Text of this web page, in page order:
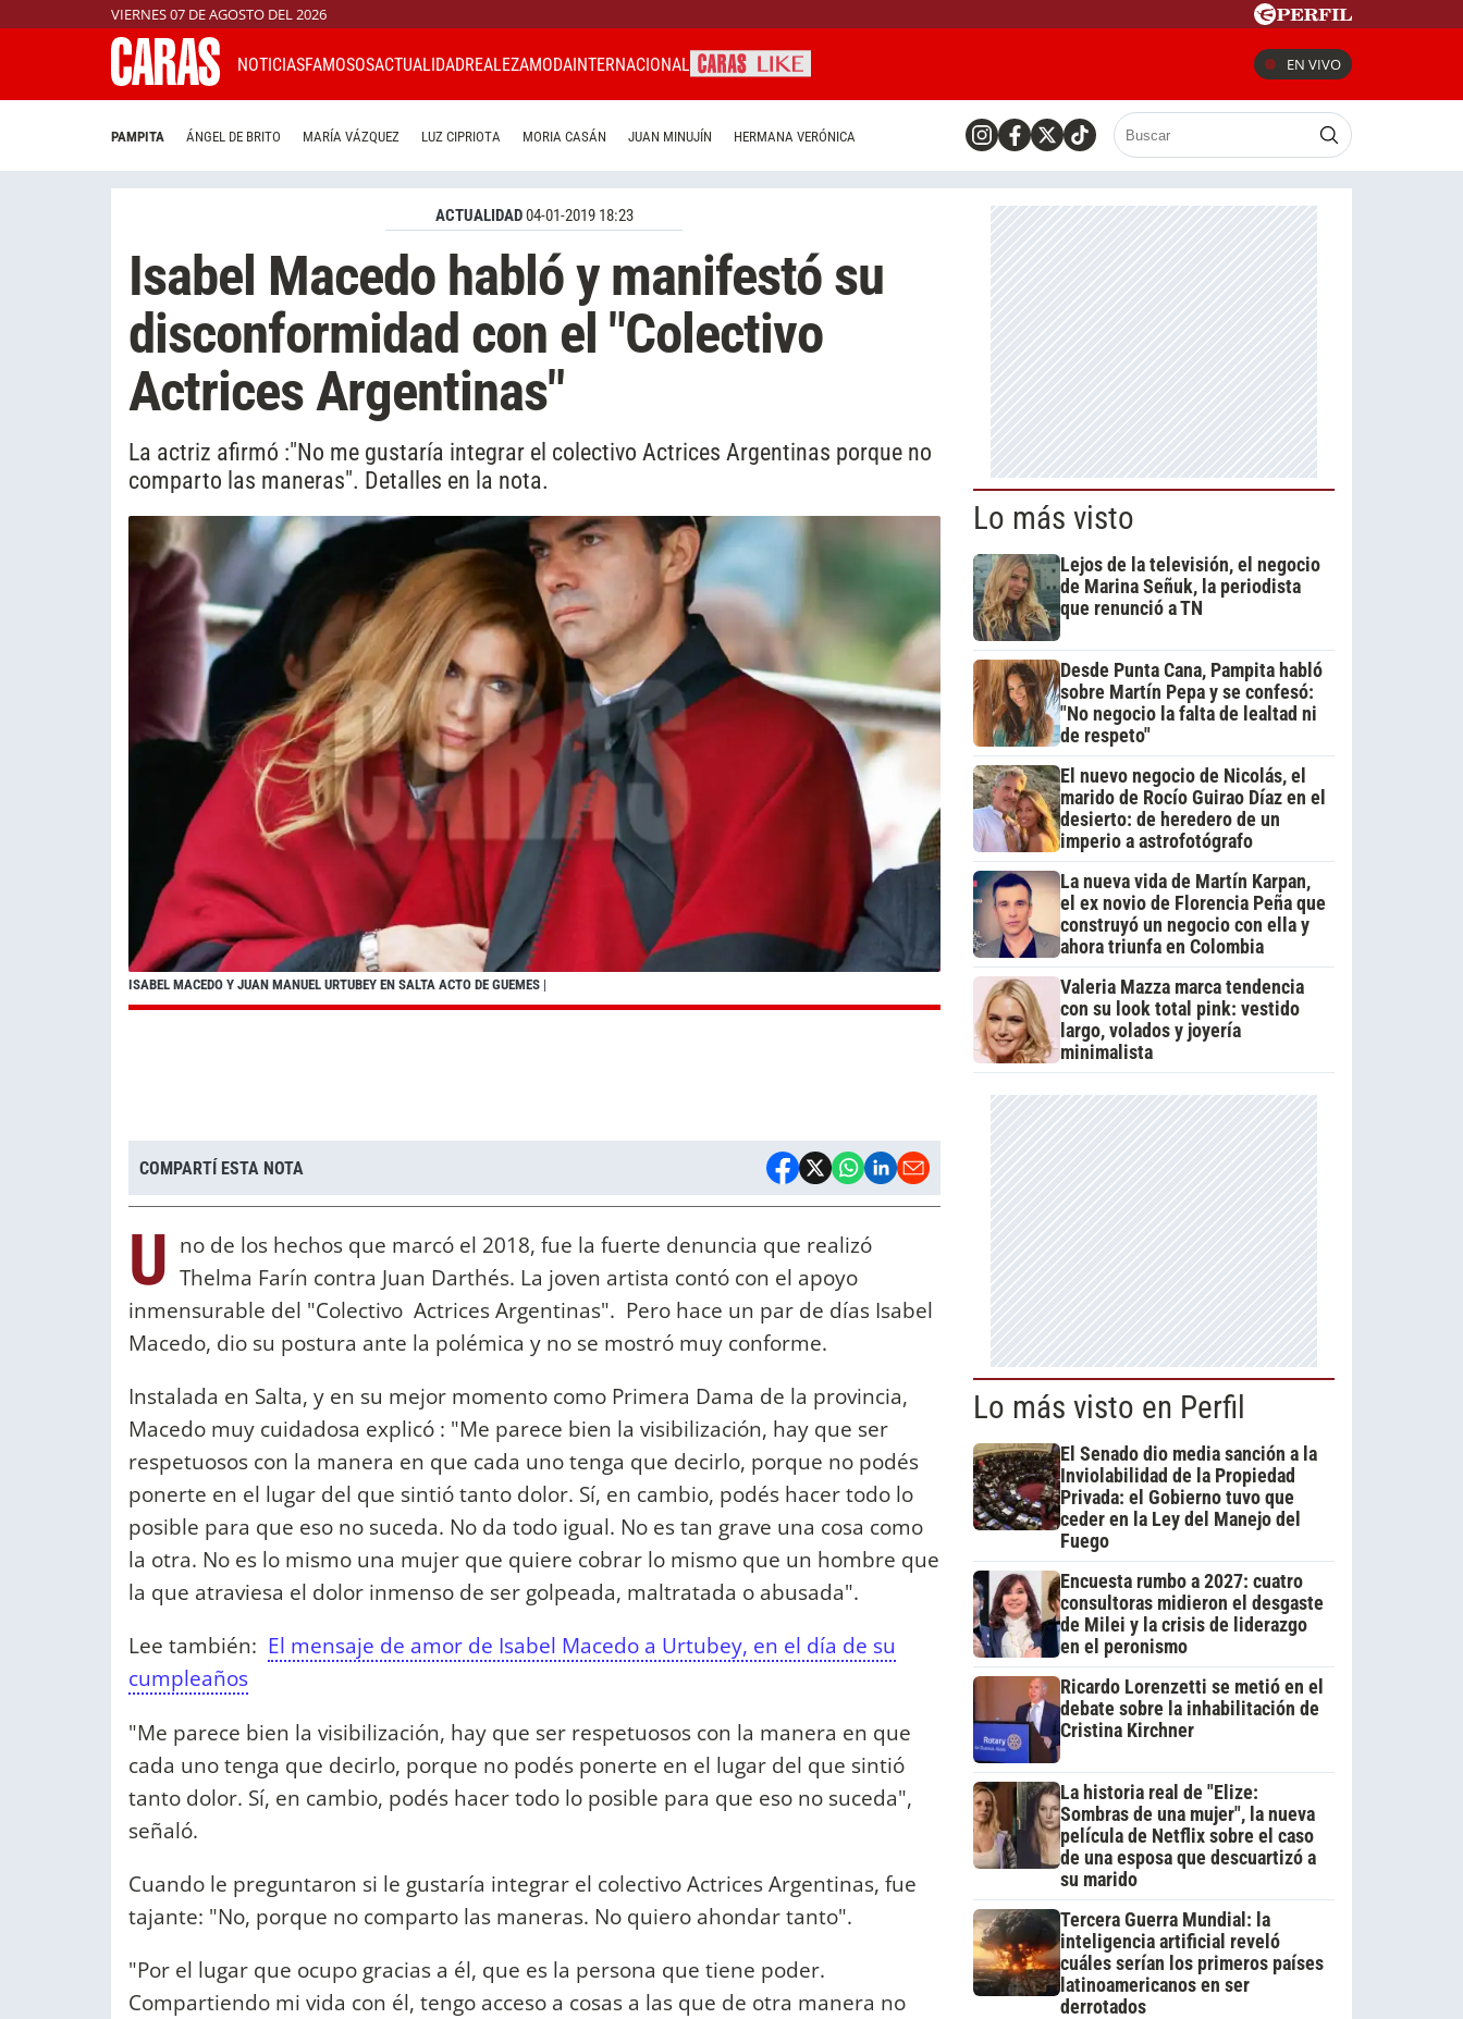
VIERNES 07 DE AGOSTO DEL 2026
NOTICIASFAMOSOSACTUALIDADREALEZAMODAINTERNACIONAL EN VIVO
PAMPITA ÁNGEL DE BRITO MARÍA VÁZQUEZ LUZ CIPRIOTA MORIA CASÁN JUAN MINUJÍN HERMANA VERÓNICA
ACTUALIDAD04-01-2019 18:23
Isabel Macedo habló y manifestó su
disconformidad con el "Colectivo
Actrices Argentinas"
La actriz afirmó :"No me gustaría integrar el colectivo Actrices Argentinas porque no
comparto las maneras". Detalles en la nota.
ISABEL MACEDO Y JUAN MANUEL URTUBEY EN SALTA ACTO DE GUEMES |
COMPARTÍ ESTA NOTA
U no de los hechos que marcó el 2018, fue la fuerte denuncia que realizó
Thelma Farín contra Juan Darthés. La joven artista contó con el apoyo
inmensurable del "Colectivo Actrices Argentinas". Pero hace un par de días Isabel
Macedo, dio su postura ante la polémica y no se mostró muy conforme.
Instalada en Salta, y en su mejor momento como Primera Dama de la provincia,
Macedo muy cuidadosa explicó : "Me parece bien la visibilización, hay que ser
respetuosos con la manera en que cada uno tenga que decirlo, porque no podés
ponerte en el lugar del que sintió tanto dolor. Sí, en cambio, podés hacer todo lo
posible para que eso no suceda. No da todo igual. No es tan grave una cosa como
la otra. No es lo mismo una mujer que quiere cobrar lo mismo que un hombre que
la que atraviesa el dolor inmenso de ser golpeada, maltratada o abusada".
Lee también: El mensaje de amor de Isabel Macedo a Urtubey, en el día de su
cumpleaños
"Me parece bien la visibilización, hay que ser respetuosos con la manera en que
cada uno tenga que decirlo, porque no podés ponerte en el lugar del que sintió
tanto dolor. Sí, en cambio, podés hacer todo lo posible para que eso no suceda",
señaló.
Cuando le preguntaron si le gustaría integrar el colectivo Actrices Argentinas, fue
tajante: "No, porque no comparto las maneras. No quiero ahondar tanto".
"Por el lugar que ocupo gracias a él, que es la persona que tiene poder.
Compartiendo mi vida con él, tengo acceso a cosas a las que de otra manera no
Lo más visto
Lejos de la televisión, el negocio
de Marina Señuk, la periodista
que renunció a TN
Desde Punta Cana, Pampita habló
sobre Martín Pepa y se confesó:
"No negocio la falta de lealtad ni
de respeto"
El nuevo negocio de Nicolás, el
marido de Rocío Guirao Díaz en el
desierto: de heredero de un
imperio a astrofotógrafo
La nueva vida de Martín Karpan,
el ex novio de Florencia Peña que
construyó un negocio con ella y
ahora triunfa en Colombia
Valeria Mazza marca tendencia
con su look total pink: vestido
largo, volados y joyería
minimalista
Lo más visto en Perfil
El Senado dio media sanción a la
Inviolabilidad de la Propiedad
Privada: el Gobierno tuvo que
ceder en la Ley del Manejo del
Fuego
Encuesta rumbo a 2027: cuatro
consultoras midieron el desgaste
de Milei y la crisis de liderazgo
en el peronismo
Ricardo Lorenzetti se metió en el
debate sobre la inhabilitación de
Cristina Kirchner
La historia real de "Elize:
Sombras de una mujer", la nueva
película de Netflix sobre el caso
de una esposa que descuartizó a
su marido
Tercera Guerra Mundial: la
inteligencia artificial reveló
cuáles serían los primeros países
latinoamericanos en ser
derrotados